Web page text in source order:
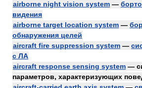
airborne night vision system —
видения
airborne target location system —
обнаружения целей
aircraft fire suppression system —
с ЛА
aircraft response sensing system —
параметров, характеризующих